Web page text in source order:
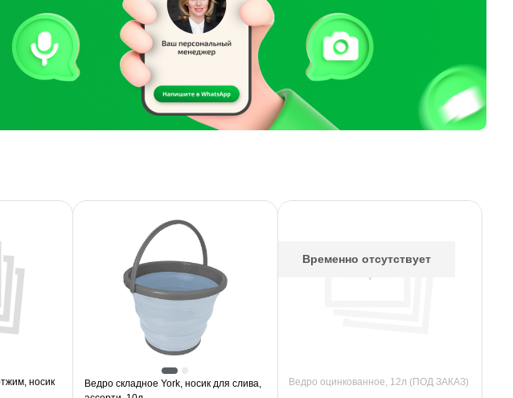
носик
Ведро складное York, носик для слива,
Временно отсутствует
Ведро оцинкованное, 12л (ПОД ЗАКАЗ)